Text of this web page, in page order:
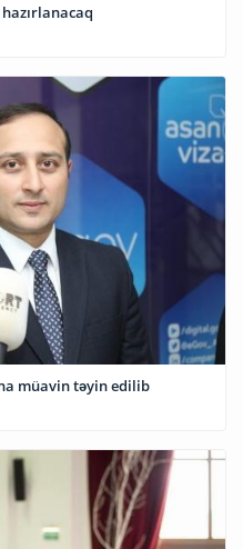
müavin təyin edilib